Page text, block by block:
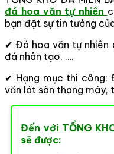
đá hoa văn tự nhiên
bạn đặt sự tin tưởng
✔ Đá hoa văn tự nhiên
đá nhân tạo, ….
✔ Hạng mục thi công:
văn lát sàn thang máy,
Đến với TỔNG
sẽ được: